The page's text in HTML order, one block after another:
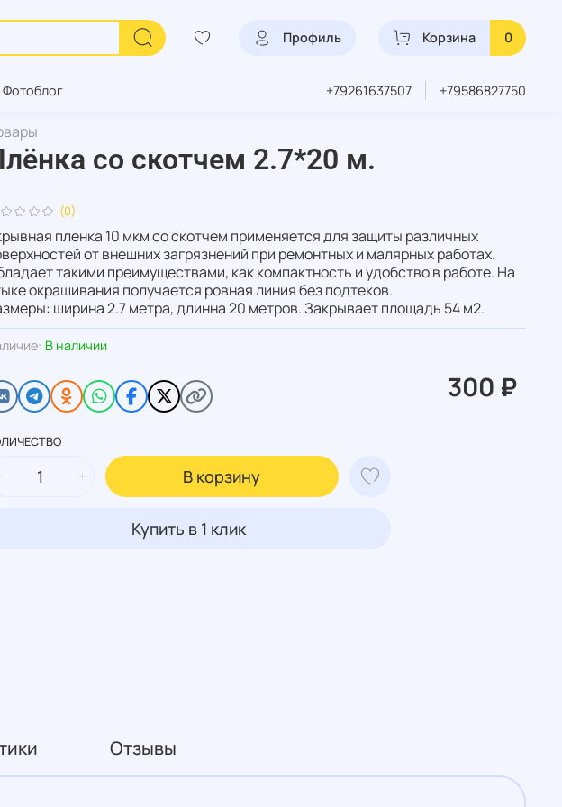
Профиль Корзина 0
Фотоблог +79261637507 +79586827750
(0)
В наличии
со скотчем 2.7*20 м.
300 ₽
В корзину
Купить в 1 клик
пленка 10 мкм со скотчем применяется для защиты различных
от внешних загрязнений при ремонтных и малярных работах.
такими преимуществами, как компактность и удобство в работе. На
окрашивания получается ровная линия без подтеков.
ширина 2.7 метра, длинна 20 метров. Закрывает площадь 54 м2.
Отзывы